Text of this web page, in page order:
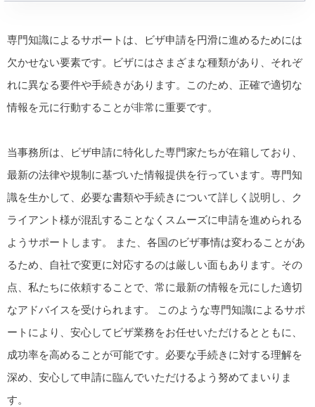
専門知識によるサポートは、ビザ申請を円滑に進めるためには
欠かせない要素です。ビザにはさまざまな種類があり、それぞ
れに異なる要件や手続きがあります。このため、正確で適切な
情報を元に行動することが非常に重要です。
当事務所は、ビザ申請に特化した専門家たちが在籍しており、
最新の法律や規制に基づいた情報提供を行っています。専門知
識を生かして、必要な書類や手続きについて詳しく説明し、ク
ライアント様が混乱することなくスムーズに申請を進められる
ようサポートします。 また、各国のビザ事情は変わることがあ
るため、自社で変更に対応するのは厳しい面もあります。その
点、私たちに依頼することで、常に最新の情報を元にした適切
なアドバイスを受けられます。 このような専門知識によるサポ
ートにより、安心してビザ業務をお任せいただけるとともに、
成功率を高めることが可能です。必要な手続きに対する理解を
深め、安心して申請に臨んでいただけるよう努めてまいりま
す。